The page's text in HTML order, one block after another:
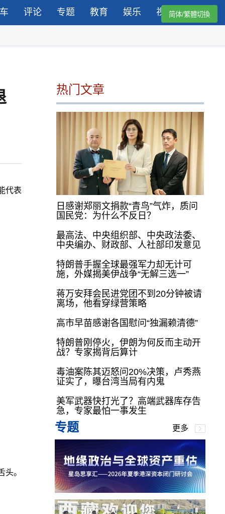
评论 专题 教育 娱乐 视频简体/繁體切換
代表
。
热门文章
日感谢郑丽文捐款“青鸟”气炸，质问
国民党：为什么不反日？
最高法、中央组织部、中央政法委、
中央编办、财政部、人社部印发意见
特朗普手握全球最强军力却无计可
施，外媒揭美伊战争“无解三选一”
蒋万安拜会民进党团不到20分钟被请
离场，他看穿绿营策略
高市早苗感谢各国慰问“独漏赖清德”
特朗普刚停火，伊朗为何反而主动开
战？专家揭背后算计
毒油案陈其迈怒问20%决策，卢秀燕
证实了，曝台湾当局有内鬼
美军武器快打光了？高端武器库存告
急，专家最怕一事发生
专题 更多